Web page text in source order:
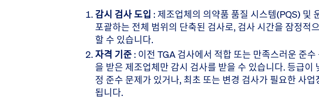
감시 검사 도입 : 제조업체의 의약품 품질 시스템(PQS) 및
포괄하는 전체 범위의 단축된 검사로, 검사 시간을 잠정적
할 수 있습니다.
자격 기준 : 이전 TGA 검사에서 적합 또는 만족스러운 준
을 받은 제조업체만 감시 검사를 받을 수 있습니다. 등급이
정 준수 문제가 있거나, 최초 또는 변경 검사가 필요한 사업
됩니다.